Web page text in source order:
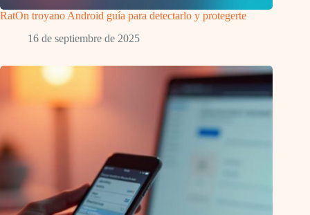
RatOn troyano Android guía para detectarlo y protegerte
16 de septiembre de 2025